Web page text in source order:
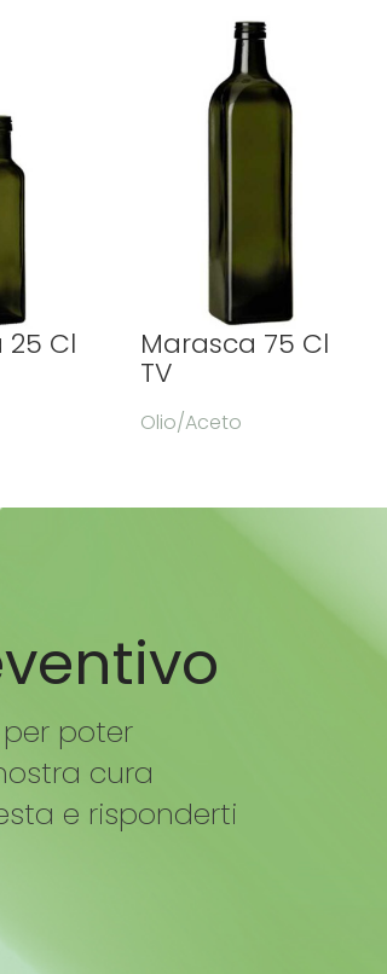
25 Cl Marasca 75 Cl
TV
Olio/Aceto
poter
cura
e risponderti